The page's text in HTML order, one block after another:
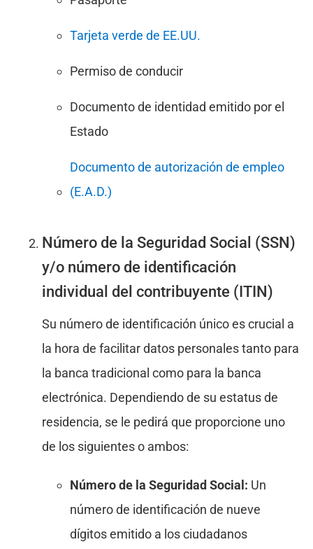
Tarjeta verde de EE.UU.
Permiso de conducir
Documento de identidad emitido por el
Estado
Documento de autorización de empleo
(E.A.D.)
Número de la Seguridad Social (SSN)
y/o número de identificación
individual del contribuyente (ITIN)
Su número de identificación único es crucial a
la hora de facilitar datos personales tanto para
la banca tradicional como para la banca
electrónica. Dependiendo de su estatus de
residencia, se le pedirá que proporcione uno
de los siguientes o ambos:
Número de la Seguridad Social: Un
número de identificación de nueve
dígitos emitido a los ciudadanos